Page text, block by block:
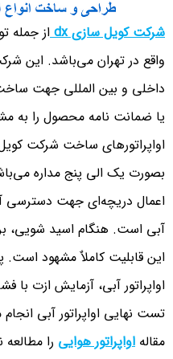
شرکت کویل سازی dx
از جمله
واقع در تهران می‌باشد. این
داخلی و بین المللی جهت ساخت
یا ضمانت نامه محصول را به
اواپراتورهای ساخت شرکت
اعمال دریچه‌ای جهت دسترسی
آبی است. هنگام اسید شویی،
این قابلیت کاملاٌ مشهود
تست نهایی اواپراتور آبی
مقاله اواپراتور هوایی را مطالعه